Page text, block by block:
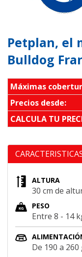
Petplan, el
Bulldog
Máximas
Precios desde:
CALCULA TU
ALTURA
30 cm de
PESO
Entre 8 - 14
De 190 a